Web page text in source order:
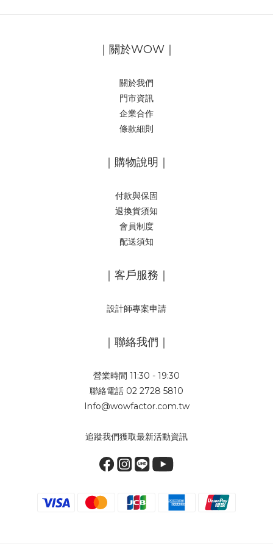
｜關於WOW｜
關於我們
門市資訊
企業合作
條款細則
｜購物說明｜
付款與保固
退換貨須知
會員制度
配送須知
｜客戶服務｜
設計師專案申請
｜聯絡我們｜
營業時間 11:30 - 19:30
聯絡電話 02 2728 5810
Info@wowfactor.com.tw
追蹤我們獲取最新活動資訊